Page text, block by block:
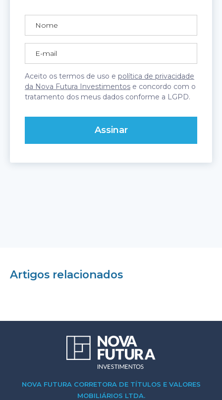
Aceito os termos de uso e política de privacidade
da Nova Futura Investimentos e concordo com o
tratamento dos meus dados conforme a LGPD.
Artigos relacionados
NOVA FUTURA CORRETORA DE TÍTULOS E VALORES
MOBILIÁRIOS LTDA.